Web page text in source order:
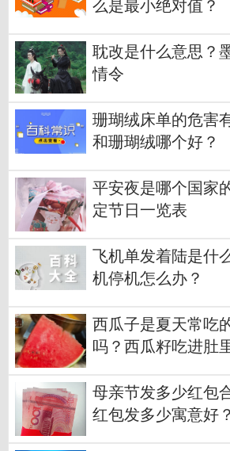
么是最小绝对值？
耽改是什么意思？
情令
珊瑚绒床单的危害
和珊瑚绒哪个好？
平安夜是哪个国家
定节日一览表
飞机单发着陆是什
机停机怎么办？
西瓜子是夏天常吃
吗？西瓜籽吃进肚
母亲节发多少红包
红包发多少寓意好？